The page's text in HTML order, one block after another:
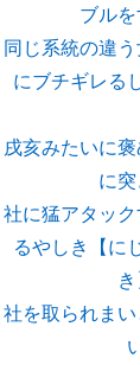
ブルを
同じ系統の違
にブチギレる
戌亥みたいに
に突
社に猛アタッ
るやしき【に
社を取られま